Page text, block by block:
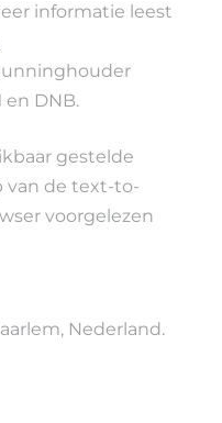
informatie leest
en DNB.
gestelde
van de text-to-
voorgelezen
Nederland.